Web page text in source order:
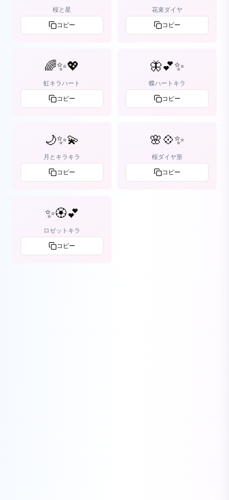
桜と星
コピー
花束ダイヤ
コピー
🌈✨💖
虹キラハート
コピー
🦋💕✨
蝶ハートキラ
コピー
🌙✨💫
月とキラキラ
コピー
🌸💠✨
桜ダイヤ形
コピー
✨🏵️💕
ロゼットキラ
コピー